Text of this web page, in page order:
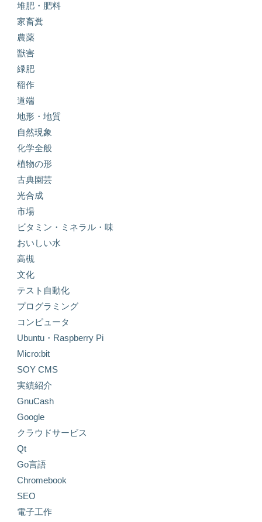
堆肥・肥料
家畜糞
農薬
獣害
緑肥
稲作
道端
地形・地質
自然現象
化学全般
植物の形
古典園芸
光合成
市場
ビタミン・ミネラル・味
おいしい水
高槻
文化
テスト自動化
プログラミング
コンピュータ
Ubuntu・Raspberry Pi
Micro:bit
SOY CMS
実績紹介
GnuCash
Google
クラウドサービス
Qt
Go言語
Chromebook
SEO
電子工作